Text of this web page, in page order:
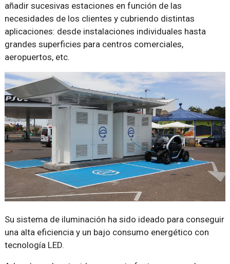
añadir sucesivas estaciones en función de las
necesidades de los clientes y cubriendo distintas
aplicaciones: desde instalaciones individuales hasta
grandes superficies para centros comerciales,
aeropuertos, etc.
Su sistema de iluminación ha sido ideado para conseguir
una alta eficiencia y un bajo consumo energético con
tecnología LED.